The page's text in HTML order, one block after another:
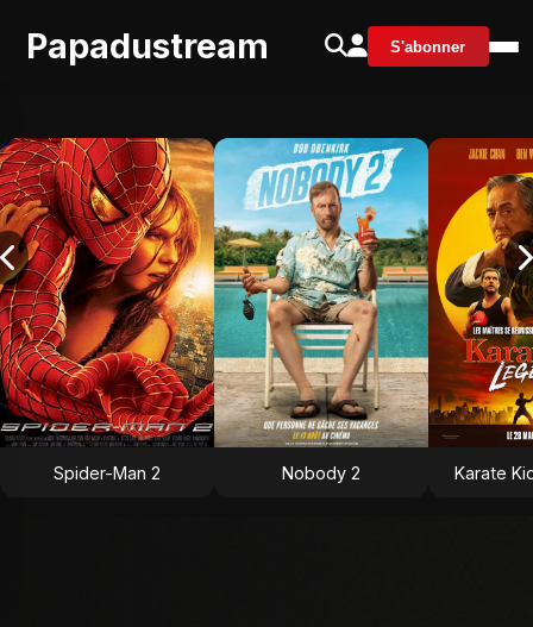
Papadustream S'abonner
Spider-Man 2 Nobody 2 Karate